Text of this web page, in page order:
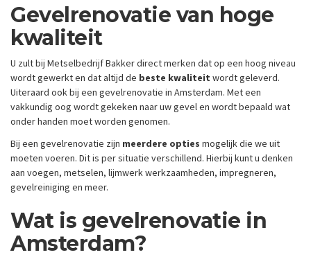
Gevelrenovatie van hoge
kwaliteit
U zult bij Metselbedrijf Bakker direct merken dat op een hoog niveau
wordt gewerkt en dat altijd de beste kwaliteit wordt geleverd.
Uiteraard ook bij een gevelrenovatie in Amsterdam. Met een
vakkundig oog wordt gekeken naar uw gevel en wordt bepaald wat
onder handen moet worden genomen.
Bij een gevelrenovatie zijn meerdere opties mogelijk die we uit
moeten voeren. Dit is per situatie verschillend. Hierbij kunt u denken
aan voegen, metselen, lijmwerk werkzaamheden, impregneren,
gevelreiniging en meer.
Wat is gevelrenovatie in
Amsterdam?